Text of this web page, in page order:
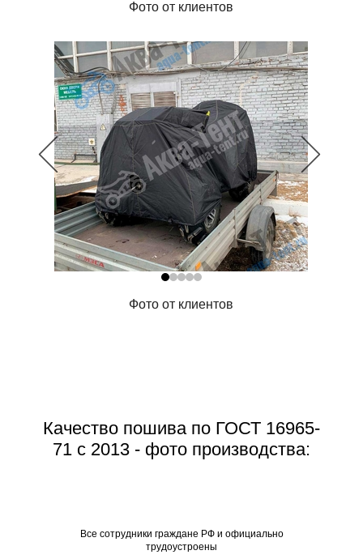
Фото от клиентов
Фото от клиентов
Качество пошива по ГОСТ 16965-
71 с 2013 - фото производства:
Все сотрудники граждане РФ и официально
трудоустроены